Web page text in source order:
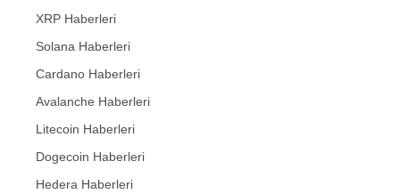
XRP Haberleri
Solana Haberleri
Cardano Haberleri
Avalanche Haberleri
Litecoin Haberleri
Dogecoin Haberleri
Hedera Haberleri